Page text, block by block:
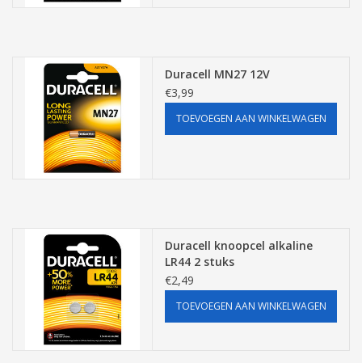
Duracell MN27 12V
€3,99
TOEVOEGEN AAN WINKELWAGEN
Duracell knoopcel alkaline
LR44 2 stuks
€2,49
TOEVOEGEN AAN WINKELWAGEN